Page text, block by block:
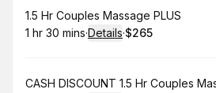
Book
1.5 Hr Couples Massage PLUS
. Duration:
1 hr 30 mins·Details·
.Price
$265
Book
CASH DISCOUNT 1.5 Hr Couples